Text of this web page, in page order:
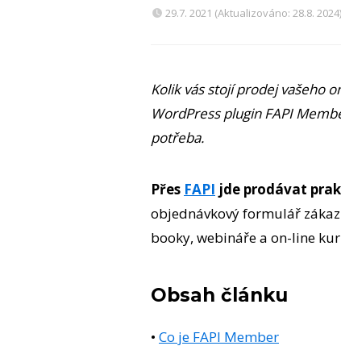
29.7. 2021 (Aktualizováno: 28.8. 2024)
Kolik vás stojí prodej vašeho
WordPress plugin FAPI
potřeba.
Přes FAPI jde prodávat
objednávkový formulář
booky, webináře a on-line
Obsah článku
• Co je FAPI Member